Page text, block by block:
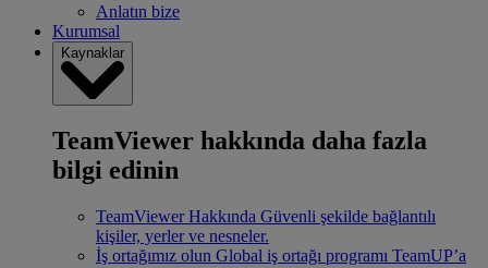
Anlatın bize
Kurumsal
Kaynaklar
TeamViewer hakkında daha fazla
bilgi edinin
TeamViewer Hakkında Güvenli şekilde bağlantılı
kişiler, yerler ve nesneler.
İş ortağımız olun Global iş ortağı programı TeamUP’a